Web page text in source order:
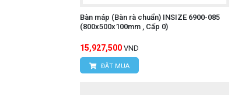
Bàn máp (Bàn rà chuẩn) INSIZE 6900-085
(800x500x100mm , Cấp 0)
15,927,500 VND
ĐẶT MUA